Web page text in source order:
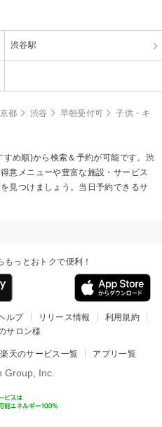
渋谷駅
都 渋谷 早朝受付可
子供・キ
すめ順)から検索＆予約が可能です。渋
意メニューや豊富な施設・サービス
見つけましょう。当日予約できるサ
っとおトクで便利！
ルプ リリース情報
利用規約
サロン様
楽天のサービス一覧 アプリ一覧
Group, Inc.